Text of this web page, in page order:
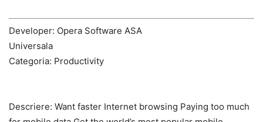
Developer: Opera Software ASA
Universala
Categoria: Productivity
Descriere: Want faster Internet browsing Paying too much